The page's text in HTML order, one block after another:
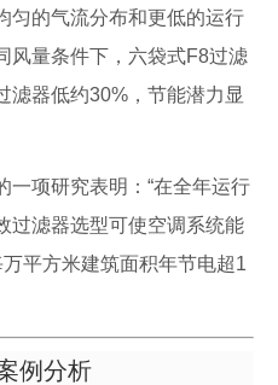
匀的气流分布和更低的运行
风量条件下，六袋式F8过滤
滤器低约30%，节能潜力显
一项研究表明：“在全年运行
过滤器选型可使空调系统能
平方米建筑面积年节电超1
例分析